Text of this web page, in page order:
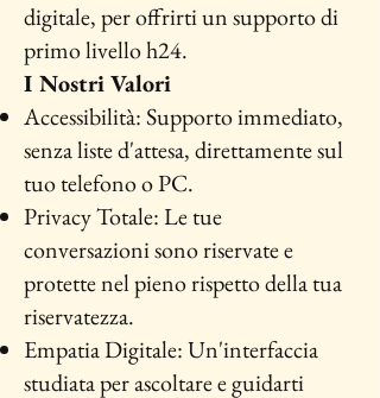
digitale, per offrirti un supporto di
primo livello h24.
I Nostri Valori
Accessibilità: Supporto immediato,
senza liste d'attesa, direttamente sul
tuo telefono o PC.
Privacy Totale: Le tue
conversazioni sono riservate e
protette nel pieno rispetto della tua
riservatezza.
Empatia Digitale: Un'interfaccia
studiata per ascoltare e guidarti